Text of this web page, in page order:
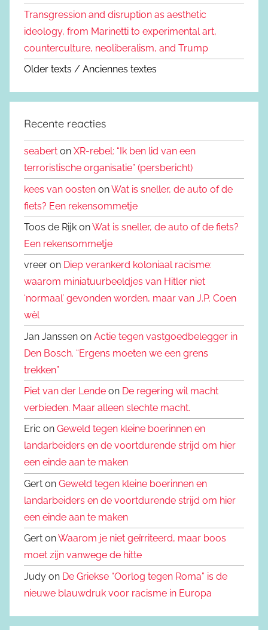
Transgression and disruption as aesthetic
ideology, from Marinetti to experimental art,
counterculture, neoliberalism, and Trump
Older texts / Anciennes textes
Recente reacties
seabert on XR-rebel: “Ik ben lid van een
terroristische organisatie” (persbericht)
kees van oosten onWat is sneller, de auto of de
fiets? Een rekensommetje
Toos de Rijk onWat is sneller, de auto of de fiets?
Een rekensommetje
vreer on Diep verankerd koloniaal racisme:
waarom miniatuurbeeldjes van Hitler niet
‘normaal’ gevonden worden, maar van J.P. Coen
wèl
Jan Janssen on Actie tegen vastgoedbelegger in
Den Bosch. “Ergens moeten we een grens
trekken”
Piet van der Lende on De regering wil macht
verbieden. Maar alleen slechte macht.
Eric on Geweld tegen kleine boerinnen en
landarbeiders en de voortdurende strijd om hier
een einde aan te maken
Gert on Geweld tegen kleine boerinnen en
landarbeiders en de voortdurende strijd om hier
een einde aan te maken
Gert onWaarom je niet geïrriteerd, maar boos
moet zijn vanwege de hitte
Judy on De Griekse “Oorlog tegen Roma” is de
nieuwe blauwdruk voor racisme in Europa